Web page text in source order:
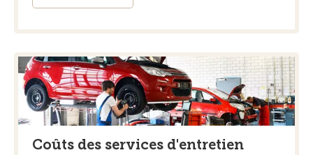
Coûts des services d'entretien